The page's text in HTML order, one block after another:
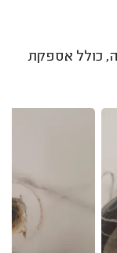
כולל אספקת